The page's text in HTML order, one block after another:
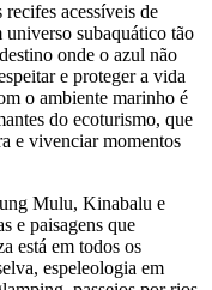
acessíveis de
universo subaquático tão
onde o azul não
e proteger a vida
o ambiente marinho é
do ecoturismo, que
e vivenciar momentos
Mulu, Kinabalu e
e paisagens que
está em todos os
espeleologia em